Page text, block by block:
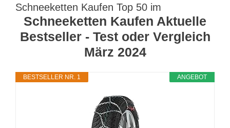
Schneeketten Kaufen Top 50 im
Schneeketten Kaufen Aktuelle
Bestseller - Test oder Vergleich
März 2024
ANGEBOT
BESTSELLER NR. 1